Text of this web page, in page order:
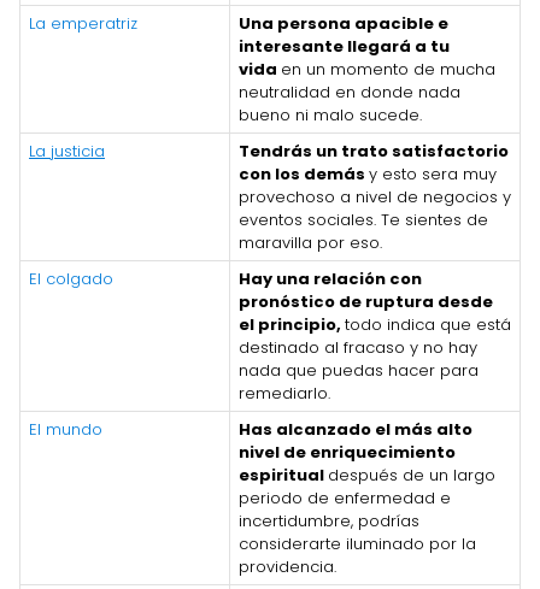
La emperatriz
Una persona apacible e
interesante llegará a tu
vida en un momento de mucha
neutralidad en donde nada
bueno ni malo sucede.
La justicia
Tendrás un trato satisfactorio
con los demás y esto sera muy
provechoso a nivel de negocios y
eventos sociales. Te sientes de
maravilla por eso.
El colgado
Hay una relación con
pronóstico de ruptura desde
el principio, todo indica que está
destinado al fracaso y no hay
nada que puedas hacer para
remediarlo.
El mundo
Has alcanzado el más alto
nivel de enriquecimiento
espiritual después de un largo
periodo de enfermedad e
incertidumbre, podrías
considerarte iluminado por la
providencia.